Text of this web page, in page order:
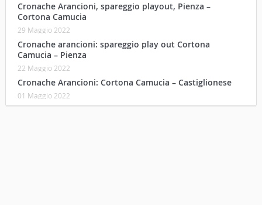
Cronache Arancioni, spareggio playout, Pienza –
Cortona Camucia
29 Maggio 2022
Cronache arancioni: spareggio play out Cortona
Camucia – Pienza
22 Maggio 2022
Cronache Arancioni: Cortona Camucia – Castiglionese
01 Maggio 2022